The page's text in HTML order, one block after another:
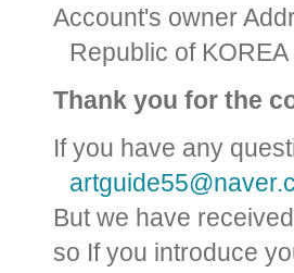
Account's owner
Republic of KOREA
Thank you for the
If you have any
But we have
so If you introduce